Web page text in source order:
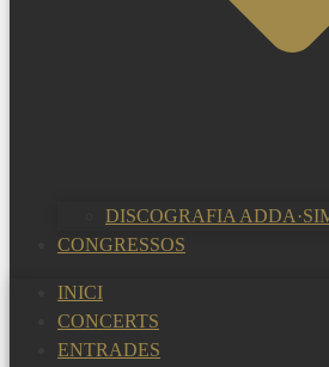
DISCOGRAFIA
CONGRESSOS
INICI
CONCERTS
ENTRADES